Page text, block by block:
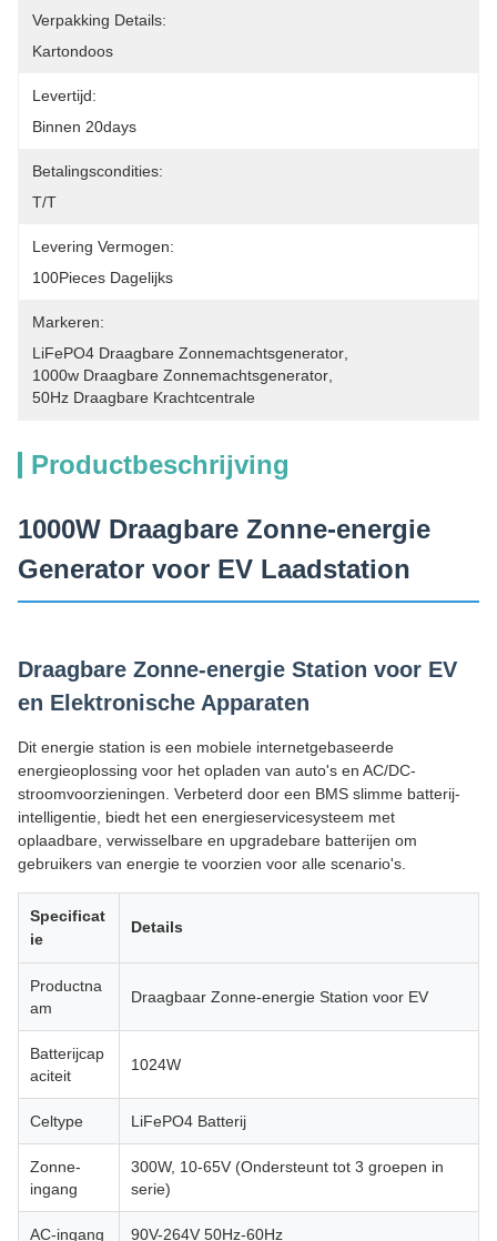
Verpakking Details:
Kartondoos
Levertijd:
Binnen 20days
Betalingscondities:
T/T
Levering Vermogen:
100Pieces Dagelijks
Markeren:
LiFePO4 Draagbare Zonnemachtsgenerator
1000w Draagbare Zonnemachtsgenerator
50Hz Draagbare Krachtcentrale
Productbeschrijving
1000W Draagbare Zonne-energie
Generator voor EV Laadstation
Draagbare Zonne-energie Station voor EV
en Elektronische Apparaten
Dit energie station is een mobiele internetgebaseerde
energieoplossing voor het opladen van auto's en AC/DC-
stroomvoorzieningen. Verbeterd door een BMS slimme batterij-
intelligentie, biedt het een energieservicesysteem met
oplaadbare, verwisselbare en upgradebare batterijen om
gebruikers van energie te voorzien voor alle scenario's.
Specificat
ie
Details
Productna
am
Draagbaar Zonne-energie Station voor EV
Batterijcap
aciteit
1024W
Celtype LiFePO4 Batterij
Zonne-
ingang
300W, 10-65V (Ondersteunt tot 3 groepen in
serie)
AC-ingang 90V-264V 50Hz-60Hz